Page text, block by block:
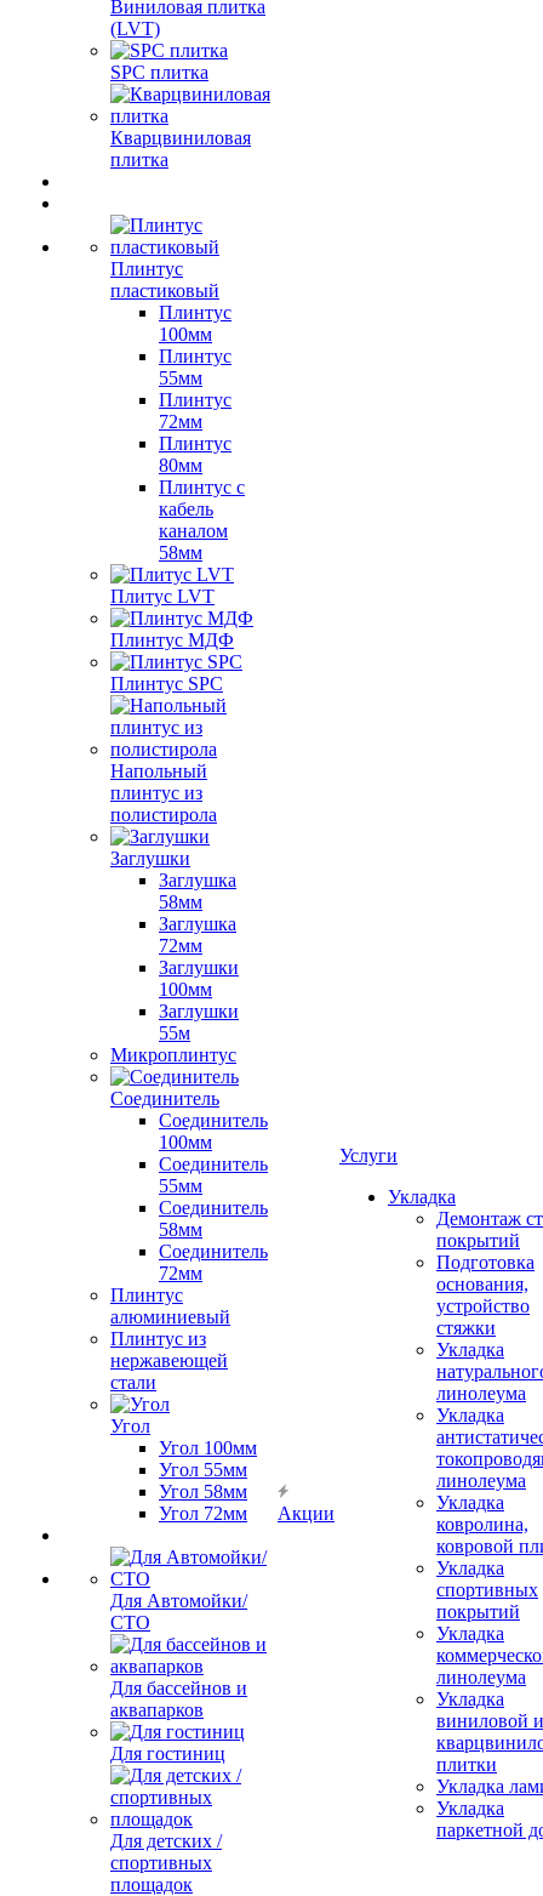
Виниловая плитка
(LVT)
SPC плитка
Кварцвиниловая
плитка
Плинтус
пластиковый
Плинтус
100мм
Плинтус
55мм
Плинтус
72мм
Плинтус
80мм
Плинтус с
кабель
каналом
58мм
Плитус LVT
Плинтус МДФ
Плинтус SPC
Напольный
плинтус из
полистирола
Заглушки
Заглушка
58мм
Заглушка
72мм
Заглушки
100мм
Заглушки
55м
Микроплинтус
Соединитель
Соединитель
100мм
Соединитель
55мм
Соединитель
58мм
Соединитель
72мм
Плинтус
алюминиевый
Плинтус из
нержавеющей
стали
Угол
Угол 100мм
Угол 55мм
Угол 58мм
Угол 72мм
Для Автомойки/
СТО
Для бассейнов и
аквапарков
Для гостиниц
Для детских /
спортивных
площадок
Акции
Услуги
Укладка
Демонтаж
покрытий
Подготовка
основания,
устройство
стяжки
Укладка
линолеума
Укладка
линолеума
Укладка
ковролина,
ковровой
Укладка
спортивных
покрытий
Укладка
линолеума
Укладка
виниловой и
плитки
Укладка
Укладка
паркетной